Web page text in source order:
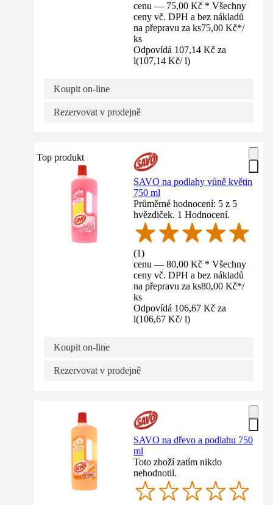
cenu — 75,00 Kč * Všechny
ceny vč. DPH a bez nákladů
na přepravu za ks75,00 Kč*/
ks
Odpovídá 107,14 Kč za
l(107,14 Kč/ l)
Koupit on-line
Rezervovat v prodejně
Top produkt
SAVO na podlahy vůně květin
750 ml
Průměrné hodnocení: 5 z 5
hvězdiček. 1 Hodnocení.
(1)
cenu — 80,00 Kč * Všechny
ceny vč. DPH a bez nákladů
na přepravu za ks80,00 Kč*/
ks
Odpovídá 106,67 Kč za
l(106,67 Kč/ l)
Koupit on-line
Rezervovat v prodejně
SAVO na dřevo a podlahu 750
ml
Toto zboží zatím nikdo
nehodnotil.